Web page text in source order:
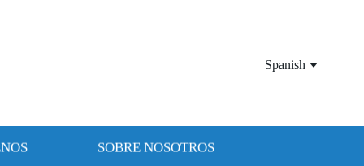
Spanish
SOBRE NOSOTROS